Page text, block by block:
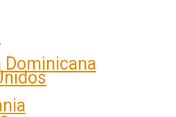
Dominicana